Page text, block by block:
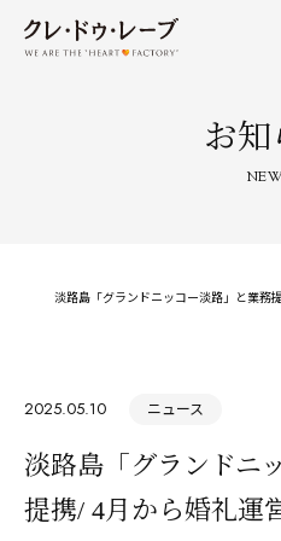
お知
淡路島「グランドニッコー淡路」と業務
2025.05.10 ニュース
淡路島「グランドニ
提携/ 4月から婚礼運